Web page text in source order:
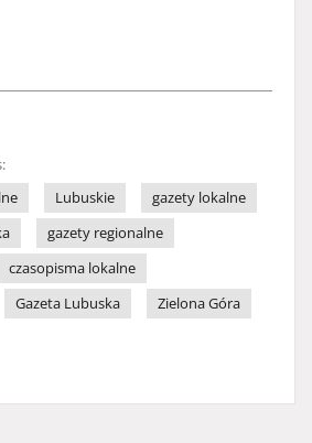
Lubuskie
gazety lokalne
gazety regionalne
czasopisma lokalne
Gazeta Lubuska
Zielona Góra